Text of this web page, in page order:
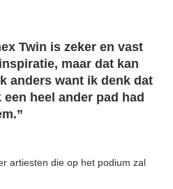
Twin is zeker en vast
maar dat kan
anders want ik denk dat
heel ander pad had
artiesten die op het podium zal